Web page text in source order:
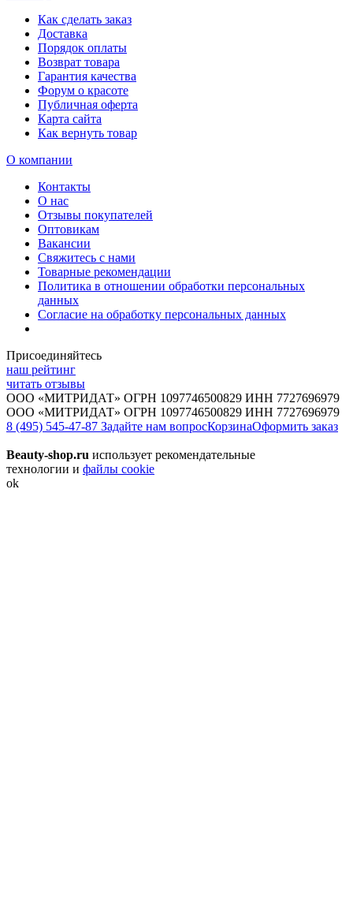
Как сделать заказ
Доставка
Порядок оплаты
Возврат товара
Гарантия качества
Форум о красоте
Публичная оферта
Карта сайта
Как вернуть товар
О компании
Контакты
О нас
Отзывы покупателей
Оптовикам
Вакансии
Свяжитесь с нами
Товарные рекомендации
Политика в отношении обработки персональных
данных
Согласие на обработку персональных данных
Присоединяйтесь
наш рейтинг
читать отзывы
ООО «МИТРИДАТ» ОГРН 1097746500829 ИНН 7727696979
ООО «МИТРИДАТ» ОГРН 1097746500829 ИНН 7727696979
8 (495) 545-47-87 Задайте нам вопросКорзинаОформить заказ
Beauty-shop.ru использует рекомендательные
технологии и файлы cookie
ok